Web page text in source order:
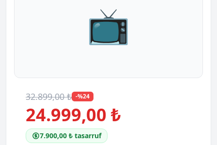
📺
32.899,00 ₺ -%24
24.999,00 ₺
7.900,00 ₺ tasarruf